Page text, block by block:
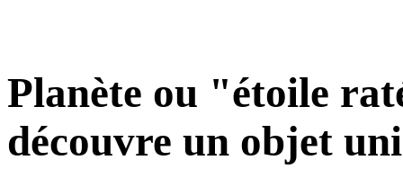
Planète ou "étoile
découvre un objet